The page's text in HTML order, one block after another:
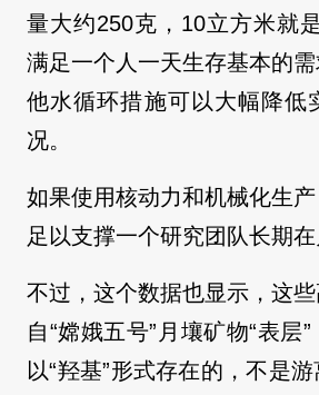
量大约250克，10立方米就
满足一个人一天生存基本的
他水循环措施可以大幅降低
况。
如果使用核动力和机械化生产
足以支撑一个研究团队长期在
不过，这个数据也显示，这
自“嫦娥五号”月壤矿物“表层
以“羟基”形式存在的，不是